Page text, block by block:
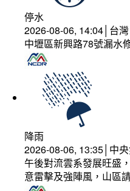
停水
2026-08-06, 14:04│台
中壢區新興路78號漏水
降雨
2026-08-06, 13:35│中
午後對流雲系發展旺盛
意雷擊及強陣風，山區